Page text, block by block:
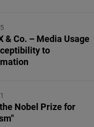
& Co. – Media Usage
to
Nobel Prize for